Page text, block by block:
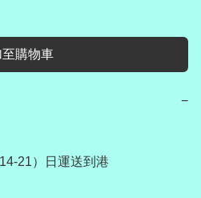
至購物車
−
21）日運送到港